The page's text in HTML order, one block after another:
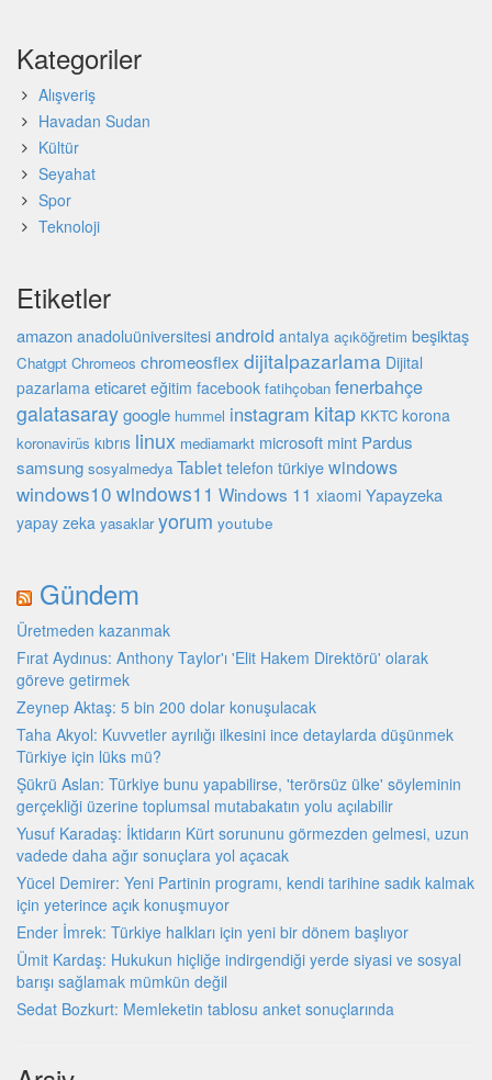
Kategoriler
Alışveriş
Havadan Sudan
Kültür
Seyahat
Spor
Teknoloji
Etiketler
amazon anadoluüniversitesi android antalya açıköğretim beşiktaş
Chatgpt Chromeos chromeosflex dijitalpazarlama Dijital
pazarlama eticaret eğitim facebook fatihçoban fenerbahçe
galatasaraygoogle hummel instagram kitap KKTC korona
koronavirüs kıbrıs linux mediamarkt microsoft mint Pardus
samsung sosyalmedya Tablet telefon türkiyewindows
windows10 windows11 Windows 11 xiaomi Yapayzeka
yapay zeka yasaklar yorum youtube
Gündem
Üretmeden kazanmak
Fırat Aydınus: Anthony Taylor'ı 'Elit Hakem Direktörü' olarak
göreve getirmek
Zeynep Aktaş: 5 bin 200 dolar konuşulacak
Taha Akyol: Kuvvetler ayrılığı ilkesini ince detaylarda düşünmek
Türkiye için lüks mü?
Şükrü Aslan: Türkiye bunu yapabilirse, 'terörsüz ülke' söyleminin
gerçekliği üzerine toplumsal mutabakatın yolu açılabilir
Yusuf Karadaş: İktidarın Kürt sorununu görmezden gelmesi, uzun
vadede daha ağır sonuçlara yol açacak
Yücel Demirer: Yeni Partinin programı, kendi tarihine sadık kalmak
için yeterince açık konuşmuyor
Ender İmrek: Türkiye halkları için yeni bir dönem başlıyor
Ümit Kardaş: Hukukun hiçliğe indirgendiği yerde siyasi ve sosyal
barışı sağlamak mümkün değil
Sedat Bozkurt: Memleketin tablosu anket sonuçlarında